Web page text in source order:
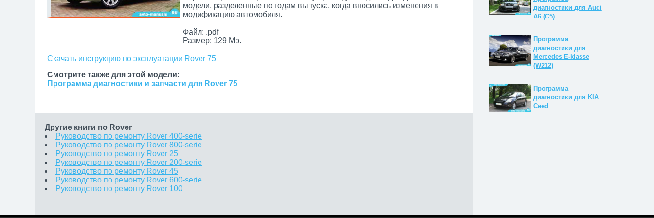
модели, разделенные по годам выпуска, когда вносились изменения в
модификацию автомобиля.
Файл: .pdf
Размер: 129 Mb.
Скачать инструкцию по эксплуатации Rover 75
Смотрите также для этой модели:
Программа диагностики и запчасти для Rover 75
Другие книги по Rover
Руководство по ремонту Rover 400-serie
Руководство по ремонту Rover 800-serie
Руководство по ремонту Rover 25
Руководство по ремонту Rover 200-serie
Руководство по ремонту Rover 45
Руководство по ремонту Rover 600-serie
Руководство по ремонту Rover 100
диагностики для Audi
A6 (C5)
Программа
диагностики для
Mercedes E-klasse
(W212)
Программа
диагностики для KIA
Ceed